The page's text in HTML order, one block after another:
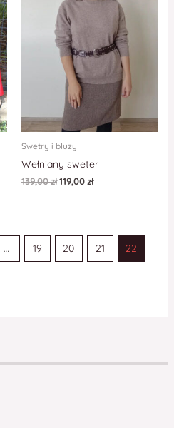
Swetry i bluzy
Wełniany sweter
139,00zł119,00zł
… 19 20 21 22